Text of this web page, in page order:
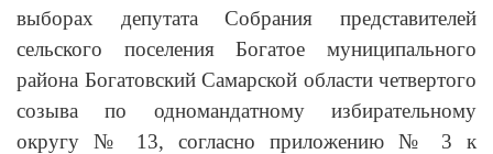
выборах депутата Собрания представителей
сельского поселения Богатое муниципального
района Богатовский Самарской области четвертого
созыва по одномандатному избирательному
округу № 13, согласно приложению № 3 к